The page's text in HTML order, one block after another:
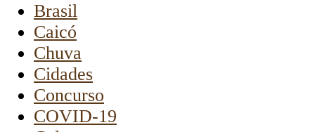
Brasil
Caicó
Chuva
Cidades
Concurso
COVID-19